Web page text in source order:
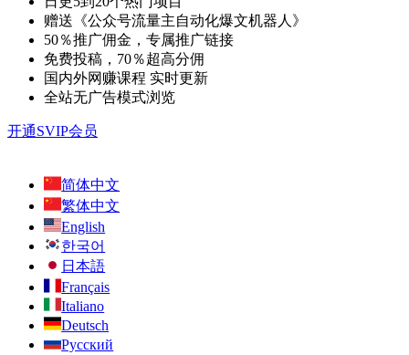
赠送《公众号流量主自动化爆文机器人》
50％推广佣金，专属推广链接
免费投稿，70％超高分佣
国内外网赚课程 实时更新
全站无广告模式浏览
开通SVIP会员
简体中文
繁体中文
English
한국어
日本語
Français
Italiano
Deutsch
Русский